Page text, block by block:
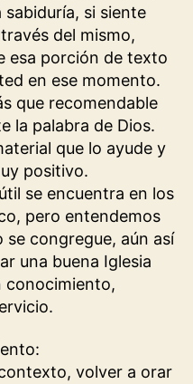
si siente
del mismo,
esa porción de texto
en ese momento.
que recomendable
la palabra de Dios.
que lo ayude y
positivo.
se encuentra en los
pero entendemos
congregue, aún así
una buena Iglesia
conocimiento,
volver a orar